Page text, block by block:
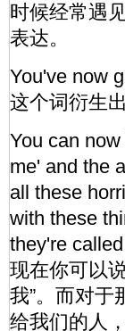
时候经常遇
表达。
You've now
这个词衍生
You can
me' and the
all these
with these
they're
现在你可以
我”。而对于
给我们的人